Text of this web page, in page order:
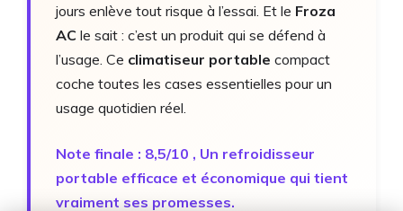
jours enlève tout risque à l’essai. Et le Froza
AC le sait : c’est un produit qui se défend à
l’usage. Ce climatiseur portable compact
coche toutes les cases essentielles pour un
usage quotidien réel.
Note finale : 8,5/10 , Un refroidisseur
portable efficace et économique qui tient
vraiment ses promesses.